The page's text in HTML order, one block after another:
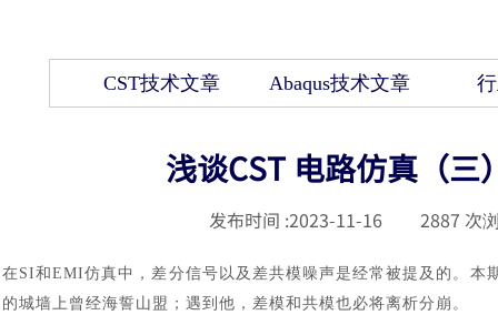
CST技术文章 Abaqus技术文章
浅谈CST 电路仿真（
发布时间 :2023-11-16 2887 次
在SI和EMI仿真中，差分信号以及差共模噪声是经常被提及的。本
的城墙上曾经海誓山盟；遇到他，差模和共模也必将离析分崩。